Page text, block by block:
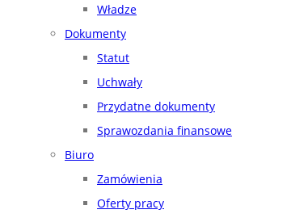
Władze
Dokumenty
Statut
Uchwały
Przydatne dokumenty
Sprawozdania finansowe
Biuro
Zamówienia
Oferty pracy